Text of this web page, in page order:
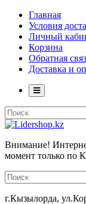
Главная
Условия
Личный
Корзина
Обратная
Доставка и
Внимание!
момент только по
г.Кызылорда,